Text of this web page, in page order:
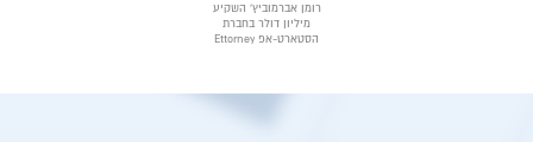
רומן אברמוביץ' השקיע
מיליון דולר בחברת
הסטארט-אפ Ettorney